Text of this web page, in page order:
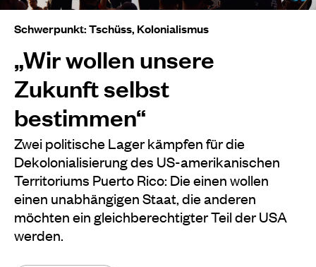
Schwerpunkt: Tschüss, Kolonialismus
„Wir wollen unsere
Zukunft selbst
bestimmen“
Zwei politische Lager kämpfen für die
Dekolonialisierung des US-amerikanischen
Territoriums Puerto Rico: Die einen wollen
einen unabhängigen Staat, die anderen
möchten ein gleichberechtigter Teil der USA
werden.